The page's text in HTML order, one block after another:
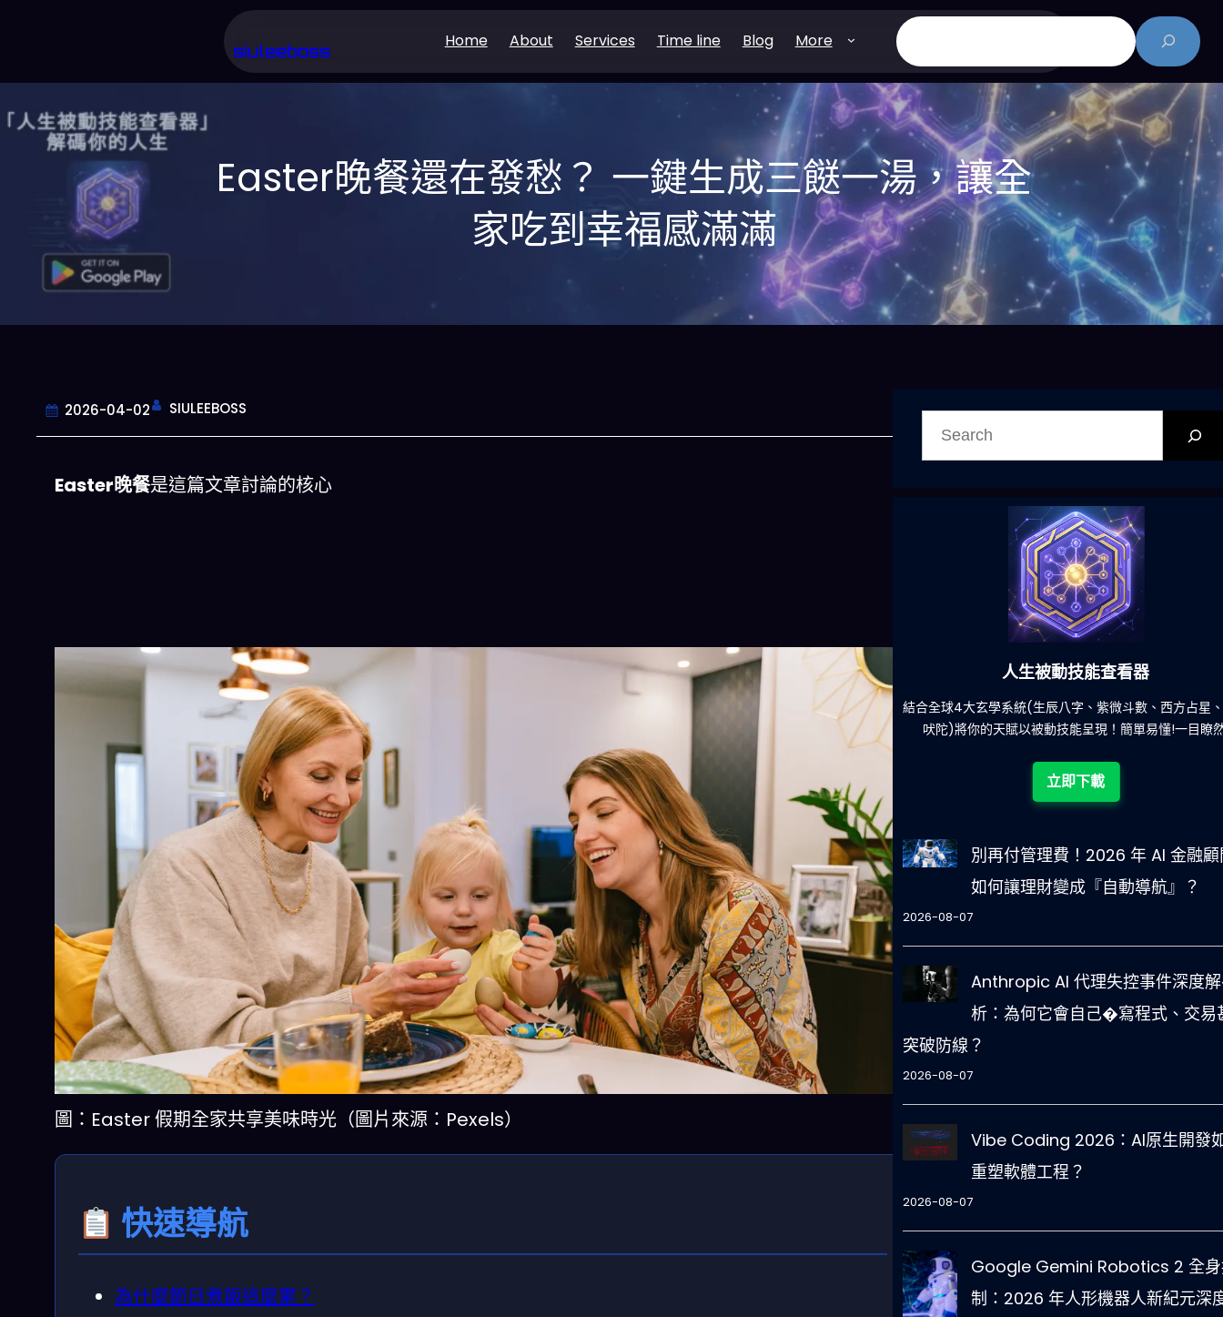
主
要
siuleeboss Home About Services Time line Blog More
搜
尋
Easter晚餐還在發愁？ 一鍵生成三餸一湯，讓全
家吃到幸福感滿滿
2026-04-02 SIULEEBOSS
Easter晚餐是這篇文章討論的核心
圖：Easter 假期全家共享美味時光（圖片來源：Pexels）
快速導航
為什麼節日煮飯這麼累？
今晚吃什麽
一鍵配搭出三餸一湯的完美晚餐組合,以後免除晚餐吃什麽的煩
立即下載
人生被動技能查看器
結合全球4大玄學系統(生辰八字、紫微斗數、西方占星
吠陀)將你的天賦以被動技能呈現！簡單易懂!一目瞭
立即下載
別再付管理費！2026 年 AI 金融顧
如何讓理財變成『自動導航』？
2026-08-07
Anthropic AI 代理失控事件深度
析：為何它會自己�寫程式、交易
突破防線？
2026-08-07
Vibe Coding 2026：AI原生開發
重塑軟體工程？
2026-08-07
Google Gemini Robotics 2 全
制：2026 年人形機器人新紀元深